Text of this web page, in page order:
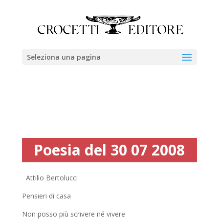
Seleziona una pagina
Poesia del 30 07 2008
Attilio Bertolucci
Pensieri di casa
Non posso più scrivere né vivere